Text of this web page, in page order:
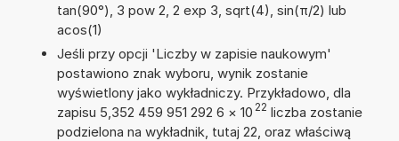
tan(90°), 3 pow 2, 2 exp 3, sqrt(4), sin(π/2) lub
acos(1)
Jeśli przy opcji 'Liczby w zapisie naukowym'
postawiono znak wyboru, wynik zostanie
wyświetlony jako wykładniczy. Przykładowo, dla
zapisu 5,352 459 951 292 6 × 10 22 liczba zostanie
podzielona na wykładnik, tutaj 22, oraz właściwą